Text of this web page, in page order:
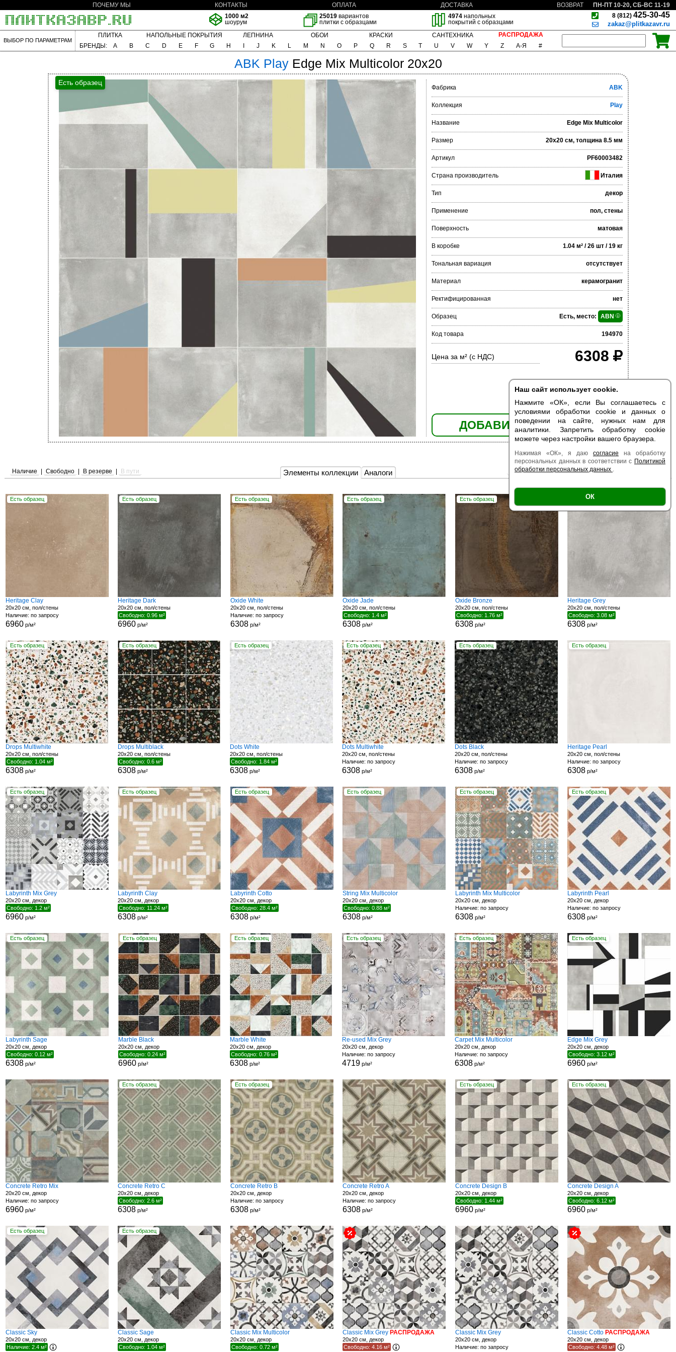
Наш сайт использует cookie.
Нажмите «ОК», если Вы соглашаетесь с
условиями обработки cookie и данных о
поведении на сайте, нужных нам для
аналитики. Запретить обработку cookie
можете через настройки вашего браузера.
Нажимая «ОК», я даю согласие на обработку
персональных данных в соответствии с Политикой
обработки персональных данных .
ОК
ПОЧЕМУ МЫ КОНТАКТЫ ОПЛАТА ДОСТАВКА ВОЗВРАТ
ПН-ПТ 10-20, СБ-ВС 11-19
1000 м2
шоурум
25019 вариантов
плитки с образцами
4974напольных
покрытий с образцами
8 (812) 425-30-45
zakaz@plitkazavr.ru
ВЫБОР ПО ПАРАМЕТРАМ
ПЛИТКА НАПОЛЬНЫЕ ПОКРЫТИЯ ЛЕПНИНА ОБОИ КРАСКИ САНТЕХНИКА
РАСПРОДАЖА
БРЕНДЫ:
A B C D E F G H J K L M N O P Q R S T U V W Y Z А-Я #
ABK Play Edge Mix Multicolor 20x20
Есть образец
Фабрика ABK
Коллекция Play
Название Edge Mix Multicolor
Размер 20x20 см, толщина 8.5 мм
Артикул PF60003482
Страна производитель Италия
Тип декор
Применение пол, стены
Поверхность матовая
В коробке 1.04 м² / 26 шт / 19 кг
Тональная вариация отсутствует
Материал керамогранит
Ректифицированная нет
Образец Есть, место: ABN
Код товара 194970
Цена за м² (с НДС) 6308
ДОБАВИТЬ В КОРЗИНУ
Элементы коллекции Аналоги
Наличие Свободно В резерве В пути Есть образец | Поверхность |
Есть образец
Heritage Clay
20x20 см, пол/стены
Наличие: по запросу
6960р/м²
Есть образец
Heritage Dark
20x20 см, пол/стены
Свободно: 0.96 м²
6960 р/м²
Есть образец
Oxide White
20x20 см, пол/стены
Наличие: по запросу
6308р/м²
Есть образец
Oxide Jade
20x20 см, пол/стены
Свободно: 1.4 м²
6308 р/м²
Есть образец
Oxide Bronze
20x20 см, пол/стены
Свободно: 1.76 м²
6308р/м²
Есть образец
Heritage Grey
20x20 см, пол/стены
Свободно: 3.08 м²
6308 р/м²
Есть образец
Drops Multiwhite
20x20 см, пол/стены
Свободно: 1.04 м²
6308р/м²
Есть образец
Drops Multiblack
20x20 см, пол/стены
Свободно: 0.6 м²
6308р/м²
Есть образец
Dots White
20x20 см, пол/стены
Свободно: 1.84 м²
6308р/м²
Есть образец
Dots Multiwhite
20x20 см, пол/стены
Наличие: по запросу
6308 р/м²
Есть образец
Dots Black
20x20 см, пол/стены
Наличие: по запросу
6308 р/м²
Есть образец
Heritage Pearl
20x20 см, пол/стены
Наличие: по запросу
6308 р/м²
Есть образец
Labyrinth Mix Grey
20x20 см, декор
Свободно: 1.2 м²
6960р/м²
Есть образец
Labyrinth Clay
20x20 см, декор
Свободно: 11.24 м²
6308 р/м²
Есть образец
Labyrinth Cotto
20x20 см, декор
Свободно: 28.4 м²
6308р/м²
Есть образец
String Mix Multicolor
20x20 см, декор
Свободно: 0.88 м²
6308 р/м²
Есть образец
Labyrinth Mix Multicolor
20x20 см, декор
Наличие: по запросу
6308р/м²
Есть образец
Labyrinth Pearl
20x20 см, декор
Наличие: по запросу
6308 р/м²
Есть образец
Labyrinth Sage
20x20 см, декор
Свободно: 0.12 м²
6308 р/м²
Есть образец
Marble Black
20x20 см, декор
Свободно: 0.24 м²
6960 р/м²
Есть образец
Marble White
20x20 см, декор
Свободно: 0.76 м²
6308 р/м²
Есть образец
Re-used Mix Grey
20x20 см, декор
Наличие: по запросу
4719р/м²
Есть образец
Carpet Mix Multicolor
20x20 см, декор
Наличие: по запросу
6308р/м²
Есть образец
Edge Mix Grey
20x20 см, декор
Свободно: 3.12 м²
6960р/м²
Concrete Retro Mix
20x20 см, декор
Наличие: по запросу
6960р/м²
Есть образец
Concrete Retro C
20x20 см, декор
Свободно: 2.6 м²
6308 р/м²
Есть образец
Concrete Retro B
20x20 см, декор
Наличие: по запросу
6308р/м²
Concrete Retro A
20x20 см, декор
Наличие: по запросу
6308 р/м²
Есть образец
Concrete Design B
20x20 см, декор
Свободно: 1.44 м²
6960р/м²
Есть образец
Concrete Design A
20x20 см, декор
Свободно: 6.12 м²
6960 р/м²
Есть образец
Classic Sky
20x20 см, декор
Наличие: 2.4 м²
Есть образец
Classic Sage
20x20 см, декор
Свободно: 1.04 м²
Classic Mix Multicolor
20x20 см, декор
Свободно: 0.72 м²
Classic Mix Grey РАСПРОДАЖА
20x20 см, декор
Свободно: 4.16 м²
Classic Mix Grey
20x20 см, декор
Наличие: по запросу
Classic Cotto РАСПРОДАЖА
20x20 см, декор
Свободно: 4.48 м²